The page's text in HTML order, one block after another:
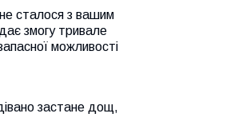
сталося з вашим
змогу тривале
можливості
застане дощ,